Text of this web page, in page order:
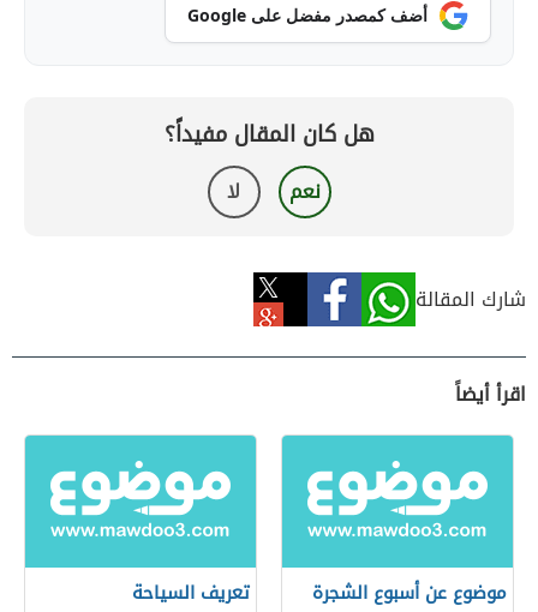
أضف كمصدر مفضل على Google
هل كان المقال مفيداً؟
نعم لا
شارك المقالة
اقرأ أيضاً
موضوع عن أسبوع الشجرة تعريف السياحة